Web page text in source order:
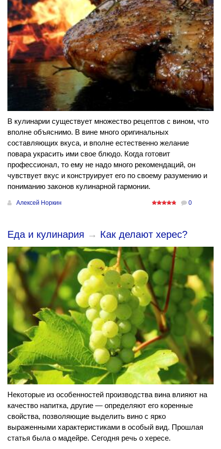
В кулинарии существует множество рецептов с вином, что
вполне объяснимо. В вине много оригинальных
составляющих вкуса, и вполне естественно желание
повара украсить ими свое блюдо. Когда готовит
профессионал, то ему не надо много рекомендаций, он
чувствует вкус и конструирует его по своему разумению и
пониманию законов кулинарной гармонии.
Алексей Норкин 0
Еда и кулинария → Как делают херес?
Некоторые из особенностей производства вина влияют на
качество напитка, другие — определяют его коренные
свойства, позволяющие выделить вино с ярко
выраженными характеристиками в особый вид. Прошлая
статья была о мадейре. Сегодня речь о хересе.